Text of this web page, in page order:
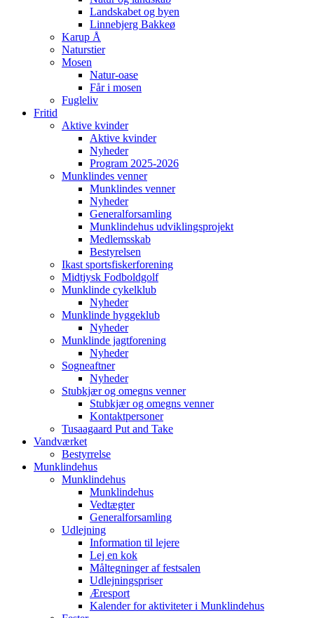
Landskabet og byen
Linnebjerg Bakkeø
Karup Å
Naturstier
Mosen
Natur-oase
Får i mosen
Fugleliv
Fritid
Aktive kvinder
Aktive kvinder
Nyheder
Program 2025-2026
Munklindes venner
Munklindes venner
Nyheder
Generalforsamling
Munklindehus udviklingsprojekt
Medlemsskab
Bestyrelsen
Ikast sportsfiskerforening
Midtjysk Fodboldgolf
Munklinde cykelklub
Nyheder
Munklinde hyggeklub
Nyheder
Munklinde jagtforening
Nyheder
Sogneaftner
Nyheder
Stubkjær og omegns venner
Stubkjær og omegns venner
Kontaktpersoner
Tusaagaard Put and Take
Vandværket
Bestyrrelse
Munklindehus
Munklindehus
Munklindehus
Vedtægter
Generalforsamling
Udlejning
Information til lejere
Lej en kok
Måltegninger af festsalen
Udlejningspriser
Æresport
Kalender for aktiviteter i Munklindehus